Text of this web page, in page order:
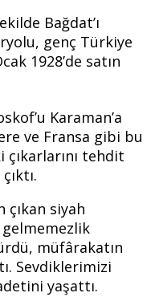
Bağdat’ı
genç Türkiye
1928’de satın
Karaman’a
ve Fransa gibi bu
tehdit
çıkan siyah
müfârakatın
Sevdiklerimizi
yaşattı.